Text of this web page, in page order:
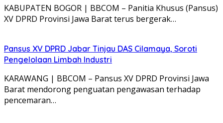
KABUPATEN BOGOR | BBCOM – Panitia Khusus (Pansus)
XV DPRD Provinsi Jawa Barat terus bergerak…
Pansus XV DPRD Jabar Tinjau DAS Cilamaya, Soroti
Pengelolaan Limbah Industri
KARAWANG | BBCOM – Pansus XV DPRD Provinsi Jawa
Barat mendorong penguatan pengawasan terhadap
pencemaran…